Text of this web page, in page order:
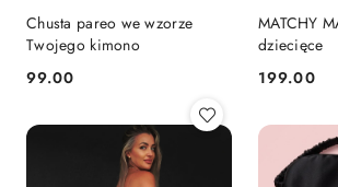
Chusta pareo we wzorze
Twojego kimono
Cena:
99.00
MATCHY
dziecięce
Cena:
199.00